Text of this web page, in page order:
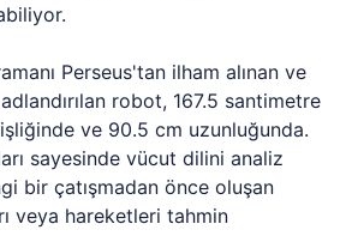
Perseus'tan ilham alınan ve
robot, 167.5 santimetre
ve 90.5 cm uzunluğunda.
sayesinde vücut dilini analiz
bir çatışmadan önce oluşan
veya hareketleri tahmin